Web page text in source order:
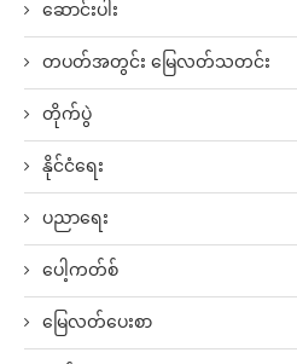
ဆောင်းပါး
တပတ်အတွင်း မြေလတ်သတင်း
တိုက်ပွဲ
နိုင်ငံရေး
ပညာရေး
ပေါ့ကတ်စ်
မြေလတ်ပေးစာ